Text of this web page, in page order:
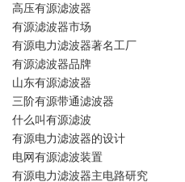
高压有源滤波器
有源滤波器市场
有源电力滤波器著名工厂
有源滤波器品牌
山东有源滤波器
三阶有源带通滤波器
什么叫有源滤波
有源电力滤波器的设计
电网有源滤波装置
有源电力滤波器主电路研究